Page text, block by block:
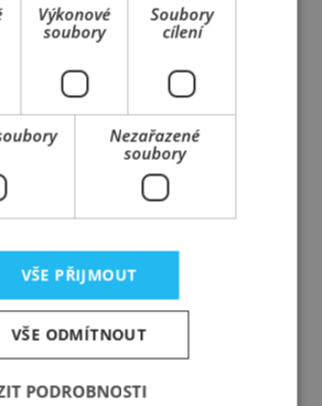
a.s.
5, 108 00 Praha 10
železobeton
978
technology.cz
Výkonové
soubory
Soubory
cílení
Nezařazené
soubory
VŠE PŘIJMOUT
VŠE ODMÍTNOUT
PODROBNOSTI